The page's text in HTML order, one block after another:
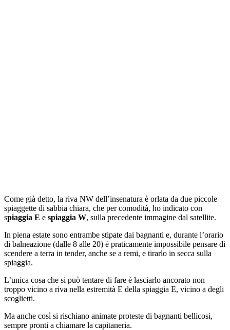
Come già detto, la riva NW dell’insenatura è orlata da due piccole
spiaggette di sabbia chiara, che per comodità, ho indicato con
spiaggia E e spiaggia W, sulla precedente immagine dal satellite.
In piena estate sono entrambe stipate dai bagnanti e, durante l’orario
di balneazione (dalle 8 alle 20) è praticamente impossibile pensare di
scendere a terra in tender, anche se a remi, e tirarlo in secca sulla
spiaggia.
L’unica cosa che si può tentare di fare è lasciarlo ancorato non
troppo vicino a riva nella estremità E della spiaggia E, vicino a degli
scoglietti.
Ma anche così si rischiano animate proteste di bagnanti bellicosi,
sempre pronti a chiamare la capitaneria.